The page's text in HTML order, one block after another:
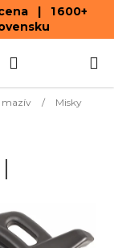
| 1 600+
KOŠÍK
mazív /
Misky